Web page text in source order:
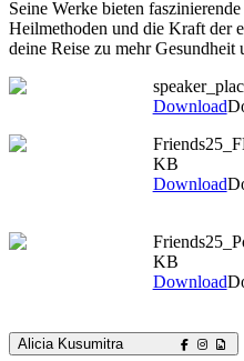
Seine Werke bieten
Heilmethoden und die Kraft der
deine Reise zu mehr
Download
KB
Download
KB
Download
Alicia Kusumitra